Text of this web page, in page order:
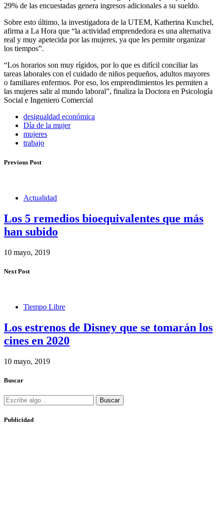
29% de las encuestadas genera ingresos adicionales a su sueldo.
Sobre esto último, la investigadora de la UTEM, Katherina Kuschel,
afirma a La Hora que “la actividad emprendedora es una alternativa
real y muy apetecida por las mujeres, ya que les permite organizar
los tiempos”.
“Los horarios son muy rígidos, por lo que es difícil conciliar las
tareas laborales con el cuidado de niños pequeños, adultos mayores
o familiares enfermos. Por eso, los emprendimientos les permiten a
las mujeres salir al mundo laboral”, finaliza la Doctora en Psicología
Social e Ingeniero Comercial
desigualdad económica
Día de la mujer
mujeres
trabajo
Previous Post
Actualidad
Los 5 remedios bioequivalentes que más
han subido
10 mayo, 2019
Next Post
Tiempo Libre
Los estrenos de Disney que se tomarán los
cines en 2020
10 mayo, 2019
Buscar
Buscar
Publicidad